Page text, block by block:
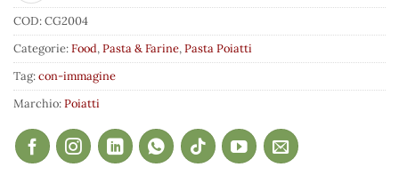
COD:CG2004
Categorie:Food,Pasta & Farine,Pasta Poiatti
Tag:con-immagine
Marchio:Poiatti